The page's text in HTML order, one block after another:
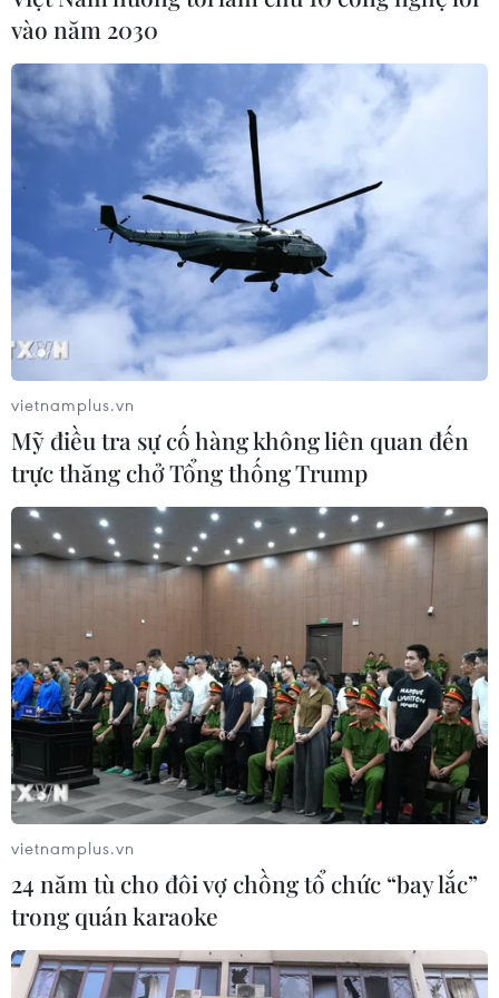
vào năm 2030
vietnamplus.vn
Mỹ điều tra sự cố hàng không liên quan đến
trực thăng chở Tổng thống Trump
vietnamplus.vn
24 năm tù cho đôi vợ chồng tổ chức “bay lắc”
trong quán karaoke